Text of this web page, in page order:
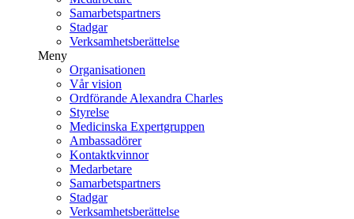
Samarbetspartners
Stadgar
Verksamhetsberättelse
Meny
Organisationen
Vår vision
Ordförande Alexandra Charles
Styrelse
Medicinska Expertgruppen
Ambassadörer
Kontaktkvinnor
Medarbetare
Samarbetspartners
Stadgar
Verksamhetsberättelse